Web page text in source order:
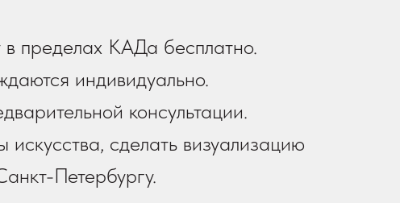
пределах КАДа бесплатно.
индивидуально.
консультации.
сделать визуализацию
Петербургу.